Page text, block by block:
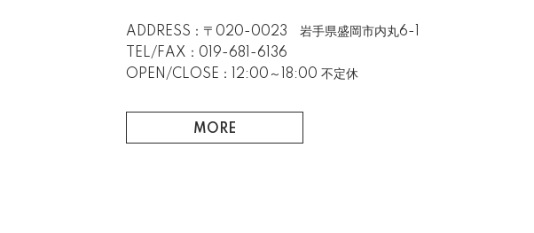
ADDRESS：〒020-0023 岩手県盛岡市内丸6-1
TEL/FAX：019-681-6136
OPEN/CLOSE：12:00～18:00 不定休
MORE